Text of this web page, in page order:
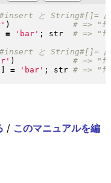
)
= 'bar' ; str
)
= 'bar' ; str
/ このマニュアルを編